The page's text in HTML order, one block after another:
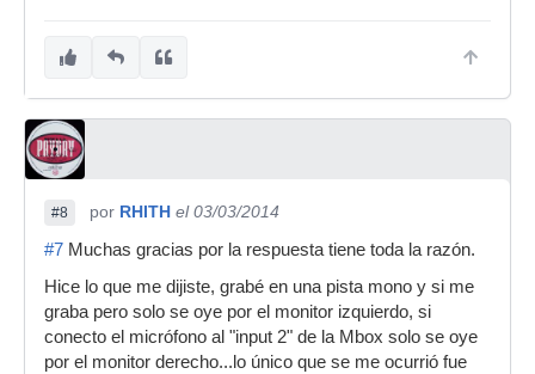
#8 por RHITH el 03/03/2014
#7 Muchas gracias por la respuesta tiene toda la razón.
Hice lo que me dijiste, grabé en una pista mono y si me
graba pero solo se oye por el monitor izquierdo, si
conecto el micrófono al "input 2" de la Mbox solo se oye
por el monitor derecho...lo único que se me ocurrió fue